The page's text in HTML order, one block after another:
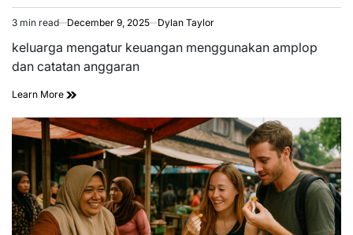
Estimated
read
time
3 min read December 9, 2025 Dylan Taylor
keluarga mengatur keuangan menggunakan amplop
dan catatan anggaran
Learn More